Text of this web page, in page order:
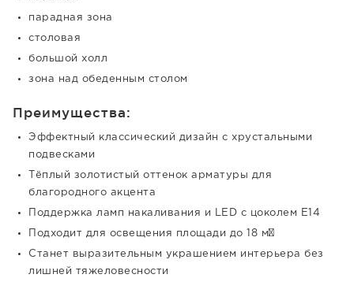
парадная зона
столовая
большой холл
зона над обеденным столом
Преимущества:
Эффектный классический дизайн с хрустальными
подвесками
Тёплый золотистый оттенок арматуры для
благородного акцента
Поддержка ламп накаливания и LED с цоколем E14
Подходит для освещения площади до 18 м²
Станет выразительным украшением интерьера без
лишней тяжеловесности